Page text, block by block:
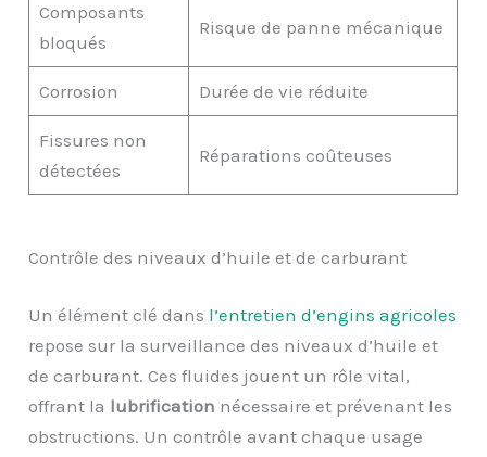
Composants
bloqués
Risque de panne mécanique
Corrosion Durée de vie réduite
Fissures non
détectées
Réparations coûteuses
Contrôle des niveaux d’huile et de carburant
Un élément clé dans l’entretien d’engins agricoles
repose sur la surveillance des niveaux d’huile et
de carburant. Ces fluides jouent un rôle vital,
offrant la lubrification nécessaire et prévenant les
obstructions. Un contrôle avant chaque usage